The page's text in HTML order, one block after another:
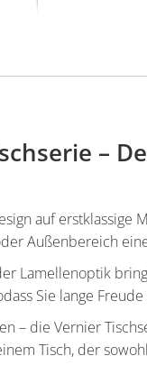
–
auf erstklassige
Außenbereich
Lamellenoptik
Sie lange
– die Vernier
Tisch, der